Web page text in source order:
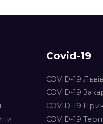
Covid-19
COVID-19
COVID-19
COVID-19
COVID-19